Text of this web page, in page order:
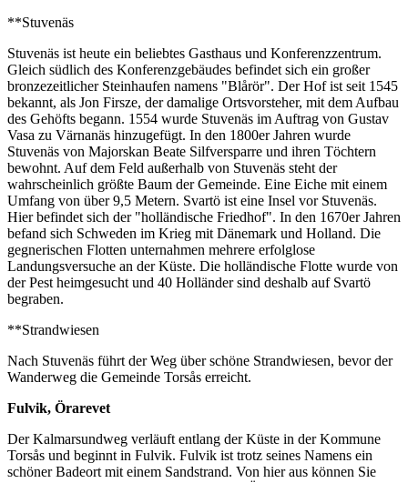
**Stuvenäs
Stuvenäs ist heute ein beliebtes Gasthaus und Konferenzzentrum.
Gleich südlich des Konferenzgebäudes befindet sich ein großer
bronzezeitlicher Steinhaufen namens "Blårör". Der Hof ist seit 1545
bekannt, als Jon Firsze, der damalige Ortsvorsteher, mit dem Aufbau
des Gehöfts begann. 1554 wurde Stuvenäs im Auftrag von Gustav
Vasa zu Värnanäs hinzugefügt. In den 1800er Jahren wurde
Stuvenäs von Majorskan Beate Silfversparre und ihren Töchtern
bewohnt. Auf dem Feld außerhalb von Stuvenäs steht der
wahrscheinlich größte Baum der Gemeinde. Eine Eiche mit einem
Umfang von über 9,5 Metern. Svartö ist eine Insel vor Stuvenäs.
Hier befindet sich der "holländische Friedhof". In den 1670er Jahren
befand sich Schweden im Krieg mit Dänemark und Holland. Die
gegnerischen Flotten unternahmen mehrere erfolglose
Landungsversuche an der Küste. Die holländische Flotte wurde von
der Pest heimgesucht und 40 Holländer sind deshalb auf Svartö
begraben.
**Strandwiesen
Nach Stuvenäs führt der Weg über schöne Strandwiesen, bevor der
Wanderweg die Gemeinde Torsås erreicht.
Fulvik, Örarevet
Der Kalmarsundweg verläuft entlang der Küste in der Kommune
Torsås und beginnt in Fulvik. Fulvik ist trotz seines Namens ein
schöner Badeort mit einem Sandstrand. Von hier aus können Sie